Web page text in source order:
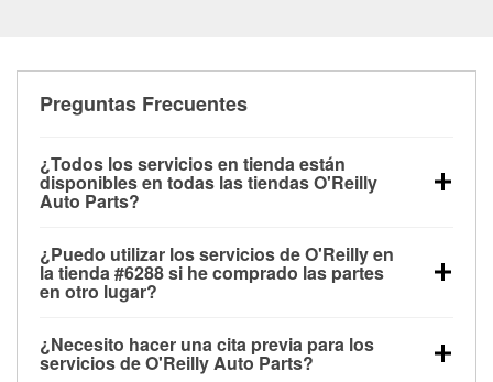
Preguntas Frecuentes
¿Todos los servicios en tienda están
disponibles en todas las tiendas O'Reilly
Auto Parts?
las pruebas de batería, pruebas de alternador y
motor de arranque, revisión de la luz “Check Engine”
con O'Reilly VeriScan® e instalación de
limpiaparabrisas o bombillas, están disponibles en
todas las tiendas O'Reilly Auto Parts. La tienda
¿Puedo utilizar los servicios de O'Reilly en
la tienda #6288 si he comprado las partes
en otro lugar?
de O'Reilly Auto Parts que estén disponibles en la
¿Necesito hacer una cita previa para los
servicios de O'Reilly Auto Parts?